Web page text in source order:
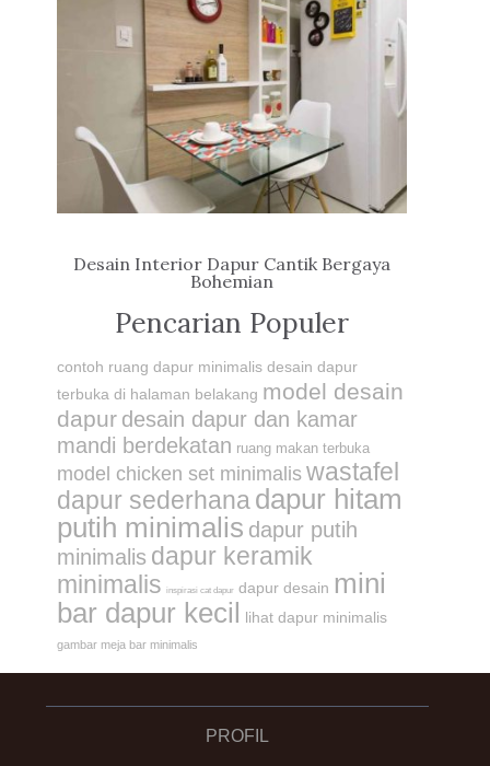
Desain Interior Dapur Cantik Bergaya
Bohemian
Pencarian Populer
contoh ruang dapur minimalis desain dapur
terbuka di halaman belakang model desain
dapur desain dapur dan kamar
mandi berdekatan ruang makan terbuka
model chicken set minimalis wastafel
dapur sederhana dapur hitam
putih minimalis dapur putih
minimalis dapur keramik
minimalis inspirasi cat dapur dapur desain mini
bar dapur kecil lihat dapur minimalis
gambar meja bar minimalis
PROFIL